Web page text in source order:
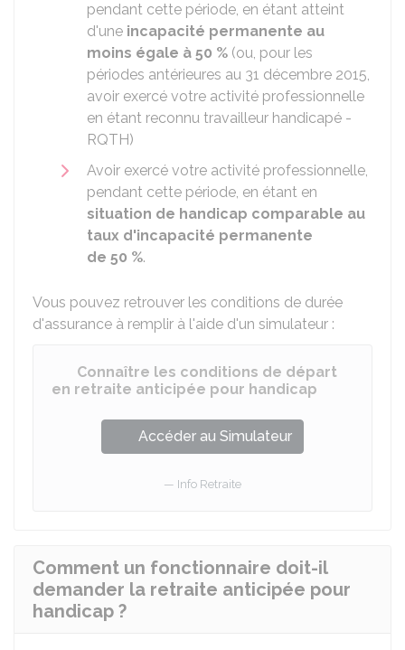
pendant cette période, en étant atteint
d'une incapacité permanente au
moins égale à 50 % (ou, pour les
périodes antérieures au 31 décembre 2015,
avoir exercé votre activité professionnelle
en étant reconnu travailleur handicapé -
RQTH)
Avoir exercé votre activité professionnelle,
pendant cette période, en étant en
situation de handicap comparable au
taux d'incapacité permanente
de 50 %.
Vous pouvez retrouver les conditions de durée
d'assurance à remplir à l'aide d'un simulateur :
Connaître les conditions de départ
en retraite anticipée pour handicap
Accéder au Simulateur
Info Retraite
Comment un fonctionnaire doit-il
demander la retraite anticipée pour
handicap ?